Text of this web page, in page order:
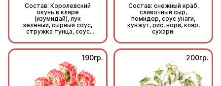
Состав: Королевский
окунь в кляре
(изумидай), лук
зелёный, сырный соус,
стружка тунца, соус
Состав: снежный краб,
сливочный сыр,
помидор, соус унаги,
кунжут, рис, нори, кляр,
сухари.
190гр. 200гр.